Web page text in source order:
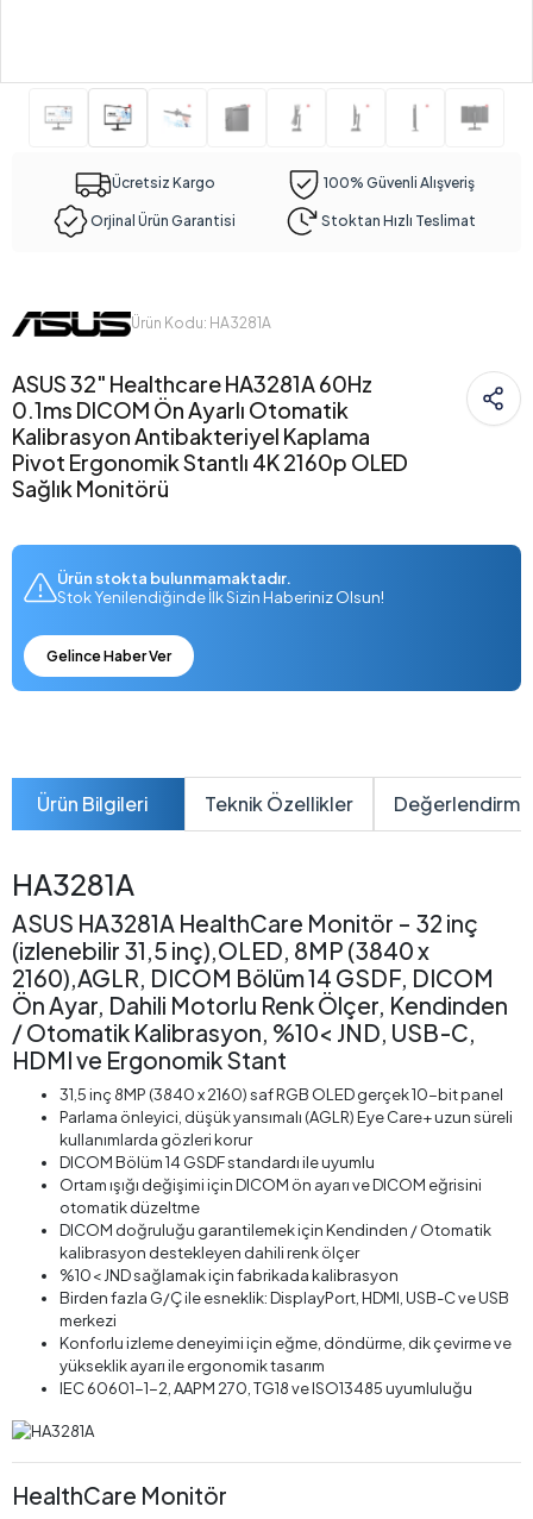
Ücretsiz Kargo 100% Güvenli Alışveriş
Orjinal Ürün Garantisi Stoktan Hızlı Teslimat
Ürün Kodu: HA3281A
ASUS 32" Healthcare HA3281A 60Hz
0.1ms DICOM Ön Ayarlı Otomatik
Kalibrasyon Antibakteriyel Kaplama
Pivot Ergonomik Stantlı 4K 2160p OLED
Sağlık Monitörü
Ürün stokta bulunmamaktadır.
Stok Yenilendiğinde İlk Sizin Haberiniz Olsun!
Gelince Haber Ver
Ürün Bilgileri Teknik Özellikler
HA3281A
ASUS HA3281A HealthCare Monitör – 32 inç
(izlenebilir 31,5 inç),OLED, 8MP (3840 x
2160),AGLR, DICOM Bölüm 14 GSDF, DICOM
Ön Ayar, Dahili Motorlu Renk Ölçer, Kendinden
/ Otomatik Kalibrasyon, %10< JND, USB-C,
HDMI ve Ergonomik Stant
31,5 inç 8MP (3840 x 2160) saf RGB OLED gerçek 10-bit panel
Parlama önleyici, düşük yansımalı (AGLR) Eye Care+ uzun süreli
kullanımlarda gözleri korur
DICOM Bölüm 14 GSDF standardı ile uyumlu
Ortam ışığı değişimi için DICOM ön ayarı ve DICOM eğrisini
otomatik düzeltme
DICOM doğruluğu garantilemek için Kendinden / Otomatik
kalibrasyon destekleyen dahili renk ölçer
%10< JND sağlamak için fabrikada kalibrasyon
Birden fazla G/Ç ile esneklik: DisplayPort, HDMI, USB-C ve USB
merkezi
Konforlu izleme deneyimi için eğme, döndürme, dik çevirme ve
yükseklik ayarı ile ergonomik tasarım
IEC 60601-1-2, AAPM 270, TG18 ve ISO13485 uyumluluğu
HealthCare Monitör